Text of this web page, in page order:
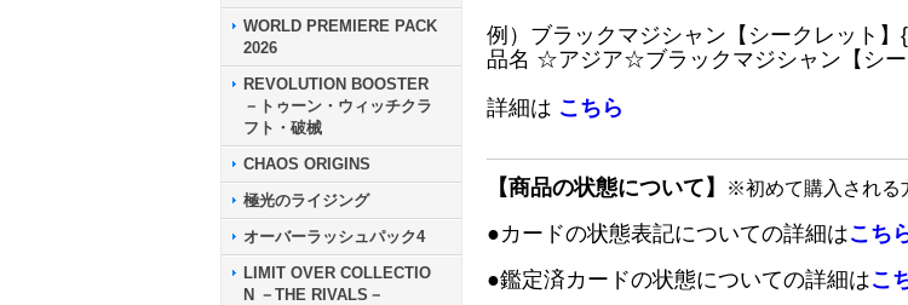
WORLD PREMIERE PACK
2026
REVOLUTION BOOSTER
－トゥーン・ウィッチクラ
フト・破械
CHAOS ORIGINS
極光のライジング
オーバーラッシュパック4
LIMIT OVER COLLECTIO
N －THE RIVALS－
例）ブラックマジシャン【シークレット
品名 ☆アジア☆ブラックマジシャン【シー
詳細は こちら
【商品の状態について】 ※初めて購入される
●カードの状態表記についての詳細はこち
●鑑定済カードの状態についての詳細はこ